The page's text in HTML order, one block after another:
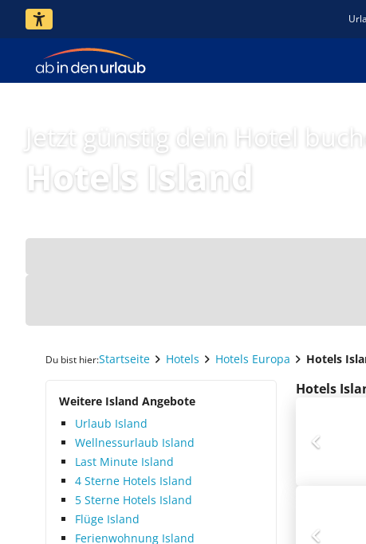
Jetzt günstig dein Hotel
Hotels Island
Du bist hier:Startseite Hotels Hotels Europa Hotels
Weitere Island Angebote
Urlaub Island
Wellnessurlaub Island
Last Minute Island
4 Sterne Hotels Island
5 Sterne Hotels Island
Flüge Island
Ferienwohnung Island
Hotels